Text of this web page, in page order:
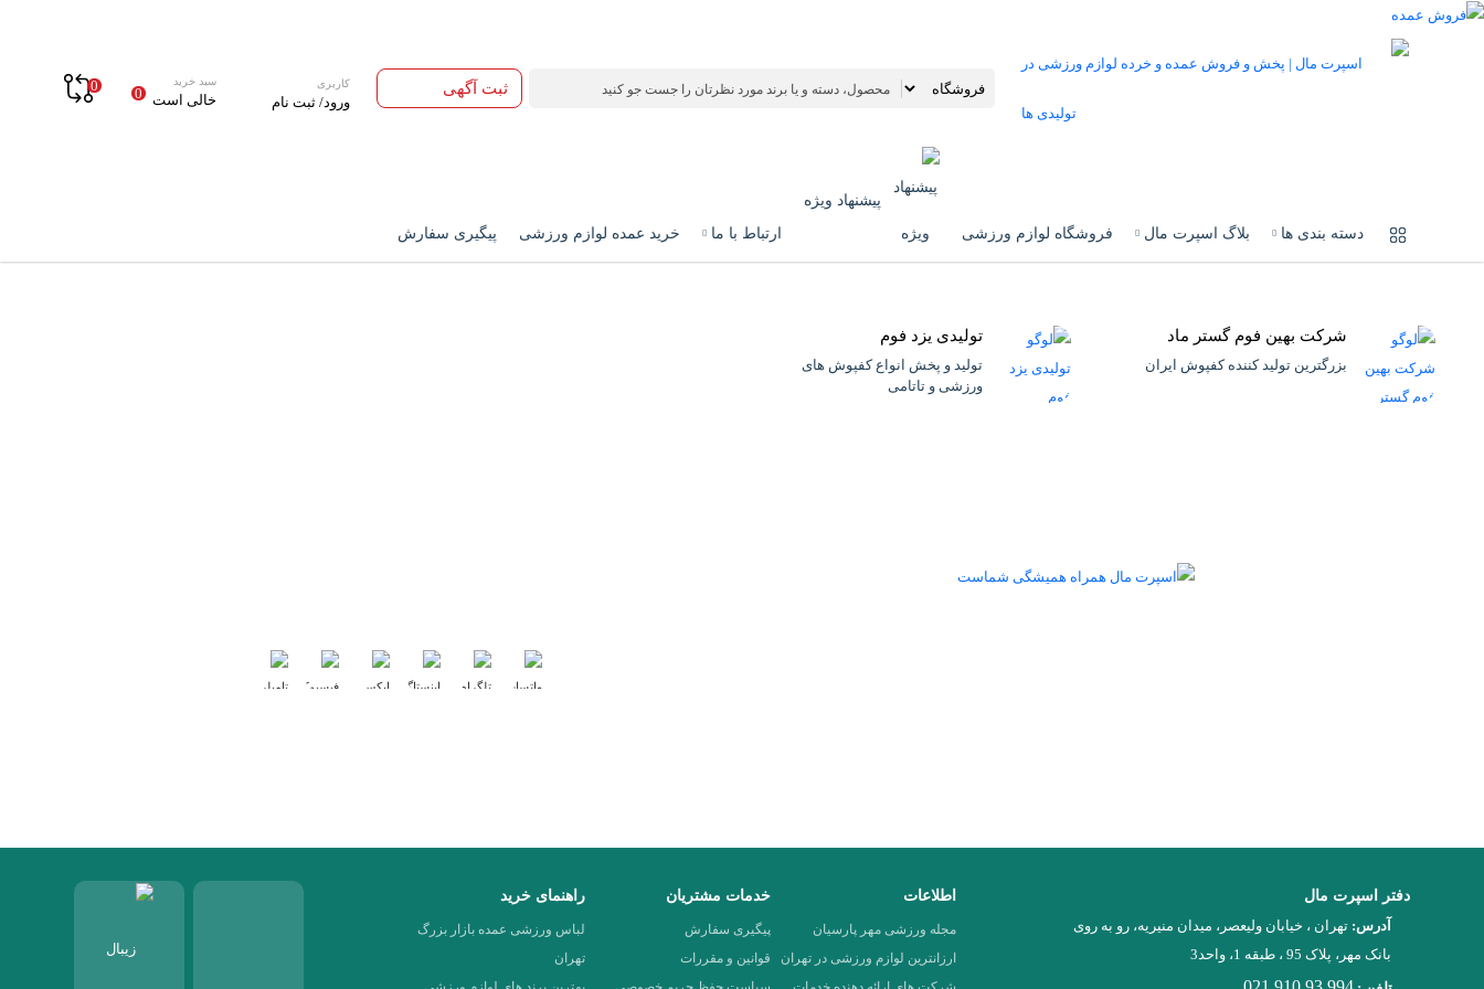
ثبت آگهی کاربری
ورود/ ثبت نام
سبد خرید
خالی است 0
0
دسته بندی ها بلاگ اسپرت مال فروشگاه لوازم ورزشی
پیشنهاد ویژه
ارتباط با ما
خرید عمده لوازم ورزشی پیگیری سفارش
شرکت بهین فوم گستر ماد
بزرگترین تولید کننده کفپوش ایران
تولیدی یزد فوم
تولید و پخش انواع کفپوش های
ورزشی و تاتامی
دفتر اسپرت مال
آدرس: تهران ، خیابان ولیعصر، میدان منیریه، رو به روی
بانک مهر، پلاک 95 ، طبقه 1، واحد3
اطلاعات
مجله ورزشی مهر پارسیان
ارزانترین لوازم ورزشی در تهران
خدمات مشتریان
پیگیری سفارش
قوانین و مقررات
راهنمای خرید
لباس ورزشی عمده بازار بزرگ
تهران